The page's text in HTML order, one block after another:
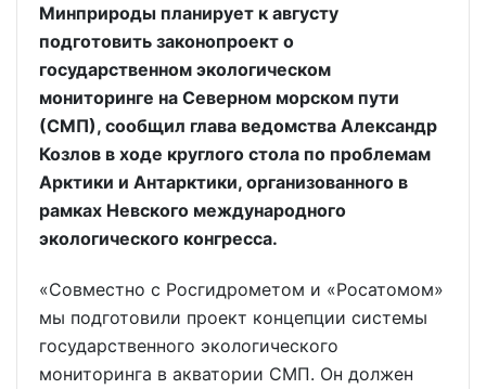
Минприроды планирует к августу
подготовить законопроект о
государственном экологическом
мониторинге на Северном морском пути
(СМП), сообщил глава ведомства Александр
Козлов в ходе круглого стола по проблемам
Арктики и Антарктики, организованного в
рамках Невского международного
экологического конгресса.
«Совместно с Росгидрометом и «Росатомом»
мы подготовили проект концепции системы
государственного экологического
мониторинга в акватории СМП. Он должен